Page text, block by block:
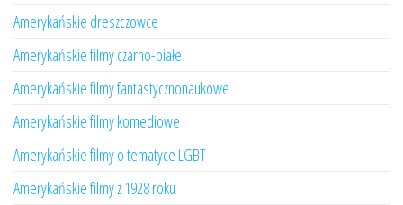
Amerykańskie dreszczowce
Amerykańskie filmy czarno-białe
Amerykańskie filmy fantastycznonaukowe
Amerykańskie filmy komediowe
Amerykańskie filmy o tematyce LGBT
Amerykańskie filmy z 1928 roku